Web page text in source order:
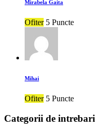
Mirabela Gaita
Ofiter 5 Puncte
Mihai
Ofiter 5 Puncte
Categorii de intrebari